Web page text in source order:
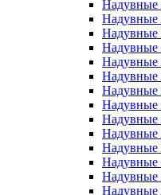
Надувные